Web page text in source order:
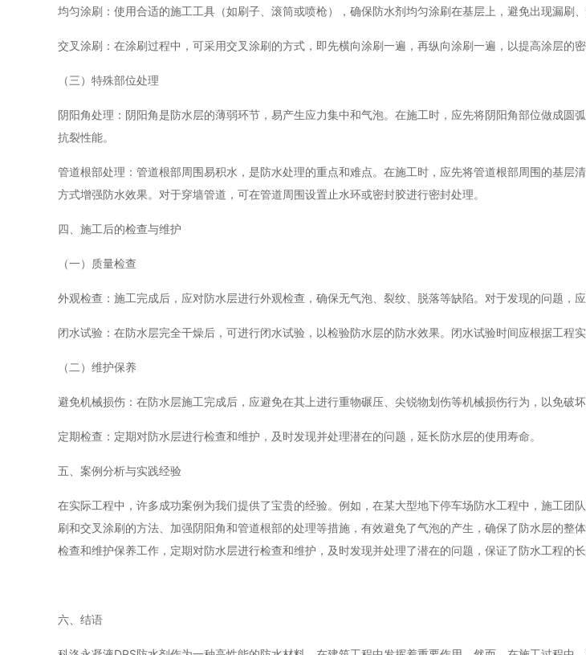
均匀涂刷：使用合适的施工工具（如刷子、滚筒或喷枪），确保防水剂均匀涂刷在基层上，避免出现漏刷、
交叉涂刷：在涂刷过程中，可采用交叉涂刷的方式，即先横向涂刷一遍，再纵向涂刷一遍，以提高涂层的密
（三）特殊部位处理
阴阳角处理：阴阳角是防水层的薄弱环节，易产生应力集中和气泡。在施工时，应先将阴阳角部位做成圆
抗裂性能。
管道根部处理：管道根部周围易积水，是防水处理的重点和难点。在施工时，应先将管道根部周围的基层
方式增强防水效果。对于穿墙管道，可在管道周围设置止水环或密封胶进行密封处理。
四、施工后的检查与维护
（一）质量检查
外观检查：施工完成后，应对防水层进行外观检查，确保无气泡、裂纹、脱落等缺陷。对于发现的问题，应
闭水试验：在防水层完全干燥后，可进行闭水试验，以检验防水层的防水效果。闭水试验时间应根据工程
（二）维护保养
避免机械损伤：在防水层施工完成后，应避免在其上进行重物碾压、尖锐物划伤等机械损伤行为，以免破坏
定期检查：定期对防水层进行检查和维护，及时发现并处理潜在的问题，延长防水层的使用寿命。
五、案例分析与实践经验
在实际工程中，许多成功案例为我们提供了宝贵的经验。例如，在某大型地下停车场防水工程中，施工团
刷和交叉涂刷的方法、加强阴阳角和管道根部的处理等措施，有效避免了气泡的产生，确保了防水层的整
检查和维护保养工作，定期对防水层进行检查和维护，及时发现并处理了潜在的问题，保证了防水工程的长
六、结语